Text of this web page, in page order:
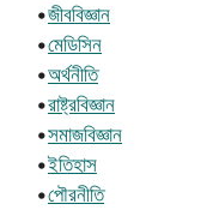
•জীববিজ্ঞান
•মেডিসিন
•অর্থনীতি
•রাষ্ট্রবিজ্ঞান
•সমাজবিজ্ঞান
•ইতিহাস
•পৌরনীতি